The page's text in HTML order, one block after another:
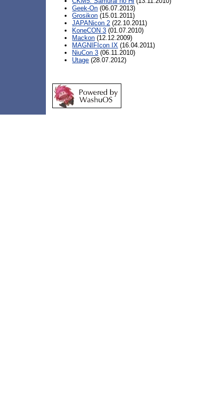
Geek-On (06.07.2013)
Grosikon (15.01.2011)
JAPANicon 2 (22.10.2011)
KoneCON 3 (01.07.2010)
Mackon (12.12.2009)
MAGNIFIcon IX (16.04.2011)
NiuCon 3 (06.11.2010)
Utage (28.07.2012)